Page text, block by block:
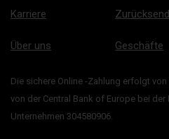
Karriere
Über uns Geschäfte
Die sichere Online -Zahlung erfolgt
von der Central Bank of Europe bei
Unternehmen 304580906.